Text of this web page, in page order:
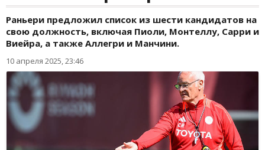
Раньери предложил список из шести кандидатов на
свою должность, включая Пиоли, Монтеллу, Сарри и
Виейра, а также Аллегри и Манчини.
10 апреля 2025, 23:46